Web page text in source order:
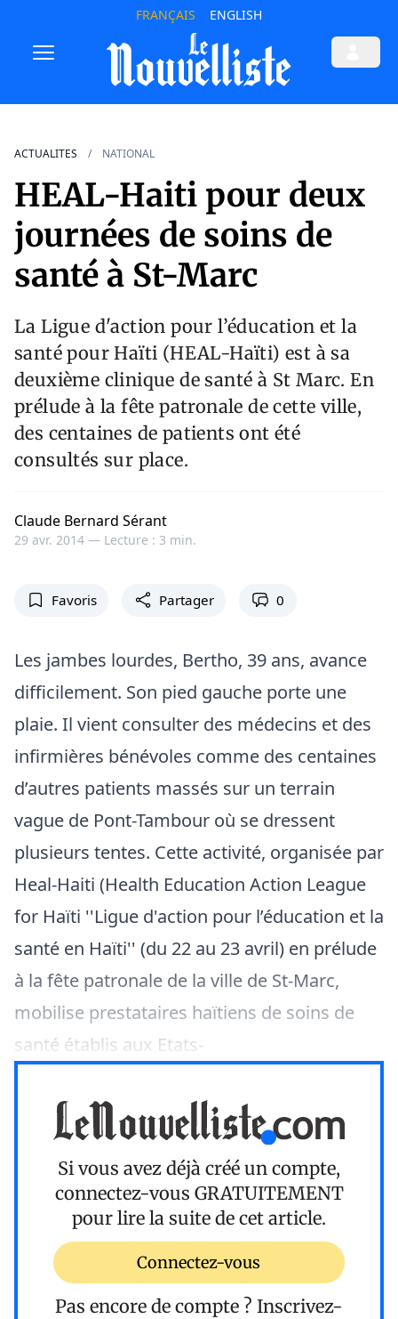
FRANÇAIS ENGLISH
ACTUALITES NATIONAL
HEAL-Haiti pour deux
journées de soins de
santé à St-Marc
La Ligue d'action pour l’éducation et la
santé pour Haïti (HEAL-Haïti) est à sa
deuxième clinique de santé à St Marc. En
prélude à la fête patronale de cette ville,
des centaines de patients ont été
consultés sur place.
Claude Bernard Sérant
29 avr. 2014 — Lecture : 3 min.
Favoris Partager 0
Les jambes lourdes, Bertho, 39 ans, avance
difficilement. Son pied gauche porte une
plaie. Il vient consulter des médecins et des
infirmières bénévoles comme des centaines
d’autres patients massés sur un terrain
vague de Pont-Tambour où se dressent
plusieurs tentes. Cette activité, organisée par
Heal-Haiti (Health Education Action League
for Haïti ''Ligue d'action pour l’éducation et la
santé en Haïti'' (du 22 au 23 avril) en prélude
à la fête patronale de la ville de St-Marc,
mobilise prestataires haïtiens de soins de
santé établis aux Etats-
Si vous avez déjà créé un compte,
connectez-vous GRATUITEMENT
pour lire la suite de cet article.
Connectez-vous
Pas encore de compte ? Inscrivez-